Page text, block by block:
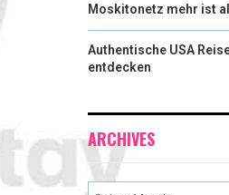
Moskitonetz mehr ist
Authentische USA
entdecken
ARCHIVES